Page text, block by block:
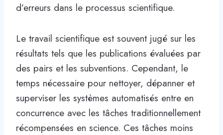
d’erreurs dans le processus scientifique.
Le travail scientifique est souvent jugé sur les
résultats tels que les publications évaluées par
des pairs et les subventions. Cependant, le
temps nécessaire pour nettoyer, dépanner et
superviser les systèmes automatisés entre en
concurrence avec les tâches traditionnellement
récompensées en science. Ces tâches moins